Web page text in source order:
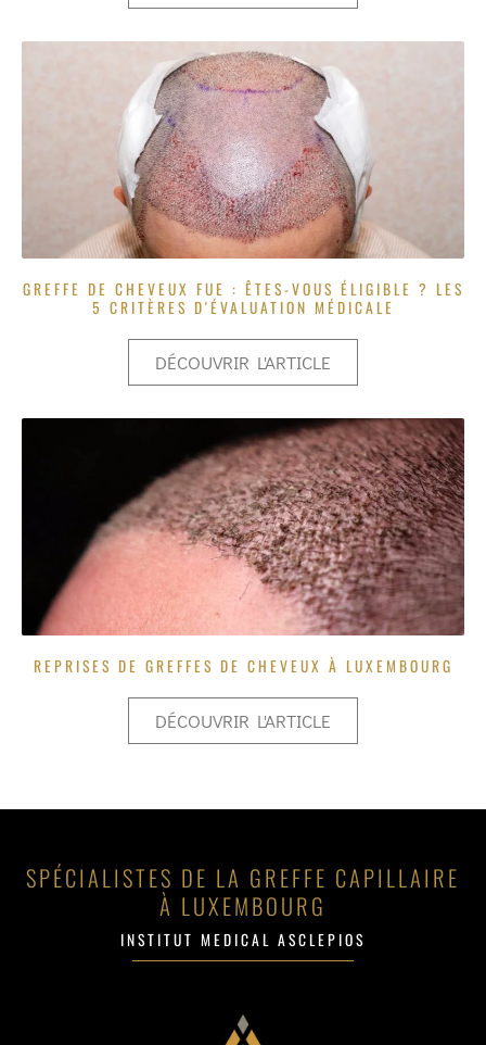
GREFFE DE CHEVEUX FUE : ÊTES-VOUS ÉLIGIBLE ? LES
5 CRITÈRES D'ÉVALUATION MÉDICALE
DÉCOUVRIR L'ARTICLE
REPRISES DE GREFFES DE CHEVEUX À LUXEMBOURG
DÉCOUVRIR L'ARTICLE
SPÉCIALISTES DE LA GREFFE CAPILLAIRE
À LUXEMBOURG
INSTITUT MEDICAL ASCLEPIOS